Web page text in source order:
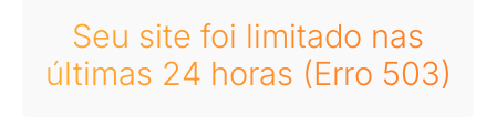
Seu site foi limitado nas
últimas 24 horas (Erro 503)